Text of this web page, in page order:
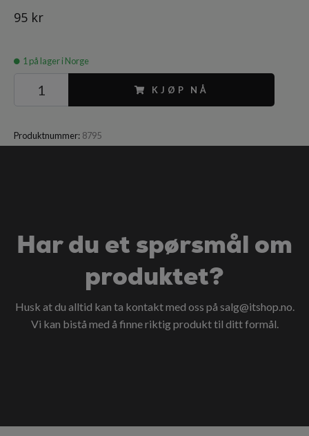
95 kr
1 på lager i Norge
KJØP NÅ
Produktnummer: 8795
Har du et spørsmål om
produktet?
Husk at du alltid kan ta kontakt med oss på salg@itshop.no.
Vi kan bistå med å finne riktig produkt til ditt formål.